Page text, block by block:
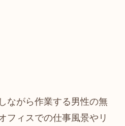
ながら作業する男性の無
フィスでの仕事風景やリ